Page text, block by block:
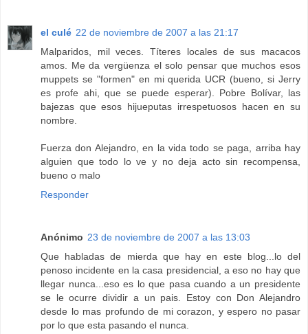
el culé 22 de noviembre de 2007 a las 21:17
Malparidos, mil veces. Títeres locales de sus macacos
amos. Me da vergüenza el solo pensar que muchos esos
muppets se "formen" en mi querida UCR (bueno, si Jerry
es profe ahi, que se puede esperar). Pobre Bolívar, las
bajezas que esos hijueputas irrespetuosos hacen en su
nombre.
Fuerza don Alejandro, en la vida todo se paga, arriba hay
alguien que todo lo ve y no deja acto sin recompensa,
bueno o malo
Responder
Anónimo 23 de noviembre de 2007 a las 13:03
Que habladas de mierda que hay en este blog...lo del
penoso incidente en la casa presidencial, a eso no hay que
llegar nunca...eso es lo que pasa cuando a un presidente
se le ocurre dividir a un pais. Estoy con Don Alejandro
desde lo mas profundo de mi corazon, y espero no pasar
por lo que esta pasando el nunca.